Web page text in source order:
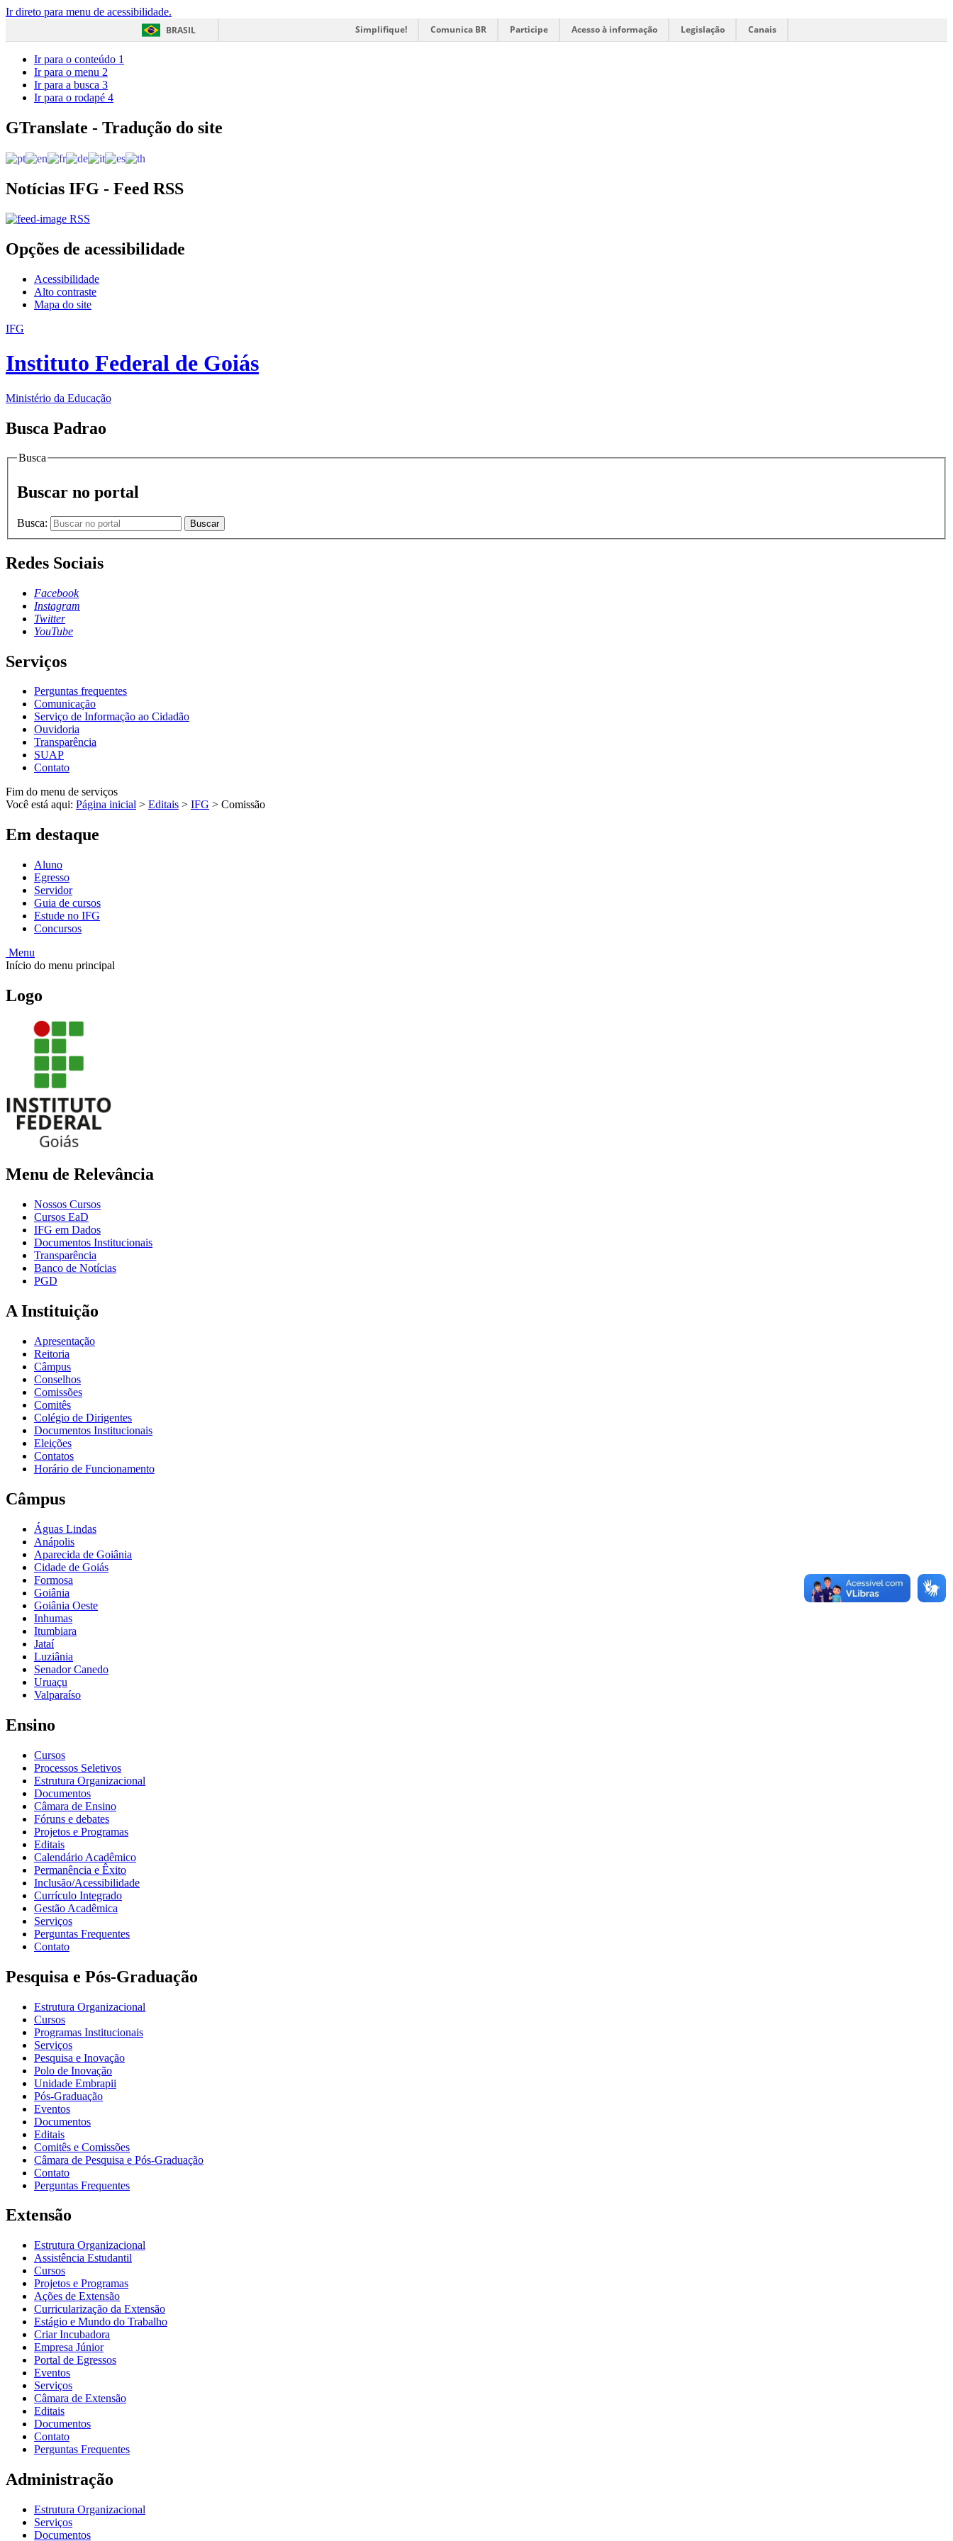
Ir direto para menu de acessibilidade.
BRASIL
Simplifique! Comunica BR Participe Acesso à informação Legislação Canais
Ir para o conteúdo 1
Ir para o menu 2
Ir para a busca 3
Ir para o rodapé 4
GTranslate - Tradução do site
Notícias IFG - Feed RSS
RSS
Opções de acessibilidade
Acessibilidade
Alto contraste
Mapa do site
IFG
Instituto Federal de Goiás
Ministério da Educação
Busca Padrao
Busca
Buscar no portal
Busca: Buscar
Redes Sociais
Facebook
Instagram
Twitter
YouTube
Serviços
Perguntas frequentes
Comunicação
Serviço de Informação ao Cidadão
Ouvidoria
Transparência
SUAP
Contato
Fim do menu de serviços
Você está aqui: Página inicial > Editais > IFG > Comissão
Em destaque
Aluno
Egresso
Servidor
Guia de cursos
Estude no IFG
Concursos
Menu
Início do menu principal
Logo
Menu de Relevância
Nossos Cursos
Cursos EaD
IFG em Dados
Documentos Institucionais
Transparência
Banco de Notícias
PGD
A Instituição
Apresentação
Reitoria
Câmpus
Conselhos
Comissões
Comitês
Colégio de Dirigentes
Documentos Institucionais
Eleições
Contatos
Horário de Funcionamento
Câmpus
Águas Lindas
Anápolis
Aparecida de Goiânia
Cidade de Goiás
Formosa
Goiânia
Goiânia Oeste
Inhumas
Itumbiara
Jataí
Luziânia
Senador Canedo
Uruaçu
Valparaíso
Ensino
Cursos
Processos Seletivos
Estrutura Organizacional
Documentos
Câmara de Ensino
Fóruns e debates
Projetos e Programas
Editais
Calendário Acadêmico
Permanência e Êxito
Inclusão/Acessibilidade
Currículo Integrado
Gestão Acadêmica
Serviços
Perguntas Frequentes
Contato
Pesquisa e Pós-Graduação
Estrutura Organizacional
Cursos
Programas Institucionais
Serviços
Pesquisa e Inovação
Polo de Inovação
Unidade Embrapii
Pós-Graduação
Eventos
Documentos
Editais
Comitês e Comissões
Câmara de Pesquisa e Pós-Graduação
Contato
Perguntas Frequentes
Extensão
Estrutura Organizacional
Assistência Estudantil
Cursos
Projetos e Programas
Ações de Extensão
Curricularização da Extensão
Estágio e Mundo do Trabalho
Criar Incubadora
Empresa Júnior
Portal de Egressos
Eventos
Serviços
Câmara de Extensão
Editais
Documentos
Contato
Perguntas Frequentes
Administração
Estrutura Organizacional
Serviços
Documentos